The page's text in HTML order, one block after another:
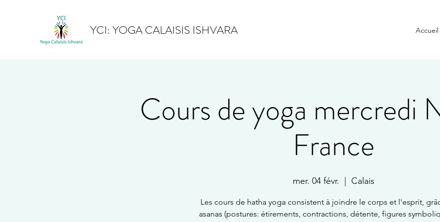
YCI: YOGA CALAISIS ISHVARA Accueil
Cours de yoga mercredi
France
mer. 04 févr. Calais
Les cours de hatha yoga consistent à joindre le corps et l'esprit,
asanas (postures: étirements, contractions, détente, figures